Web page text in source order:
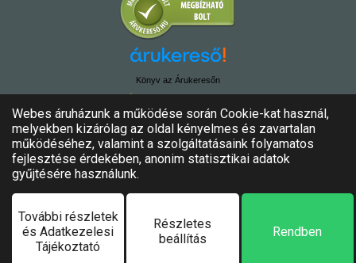
Könyv az Árukeresőn
Minden jog fenntartva!
Felhasználási feltételek